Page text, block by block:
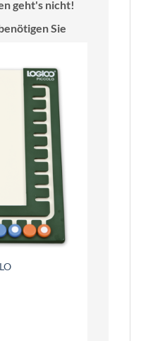
geht's nicht!
Sie